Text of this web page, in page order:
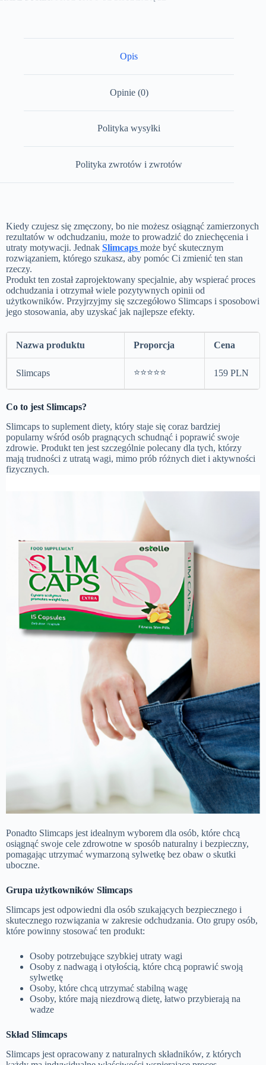
Opis
Opinie (0)
Polityka wysyłki
Polityka zwrotów i zwrotów
Kiedy czujesz się zmęczony, bo nie możesz osiągnąć zamierzonych
rezultatów w odchudzaniu, może to prowadzić do zniechęcenia i
utraty motywacji. Jednak Slimcaps może być skutecznym
rozwiązaniem, którego szukasz, aby pomóc Ci zmienić ten stan
rzeczy.
Produkt ten został zaprojektowany specjalnie, aby wspierać proces
odchudzania i otrzymał wiele pozytywnych opinii od
użytkowników. Przyjrzyjmy się szczegółowo Slimcaps i sposobowi
jego stosowania, aby uzyskać jak najlepsze efekty.
Nazwa produktu Proporcja Cena
Slimcaps ⭐⭐⭐⭐⭐ 159 PLN
Co to jest Slimcaps?
Slimcaps to suplement diety, który staje się coraz bardziej
popularny wśród osób pragnących schudnąć i poprawić swoje
zdrowie. Produkt ten jest szczególnie polecany dla tych, którzy
mają trudności z utratą wagi, mimo prób różnych diet i aktywności
fizycznych.
Ponadto Slimcaps jest idealnym wyborem dla osób, które chcą
osiągnąć swoje cele zdrowotne w sposób naturalny i bezpieczny,
pomagając utrzymać wymarzoną sylwetkę bez obaw o skutki
uboczne.
Grupa użytkowników Slimcaps
Slimcaps jest odpowiedni dla osób szukających bezpiecznego i
skutecznego rozwiązania w zakresie odchudzania. Oto grupy osób,
które powinny stosować ten produkt:
Osoby potrzebujące szybkiej utraty wagi
Osoby z nadwagą i otyłością, które chcą poprawić swoją
sylwetkę
Osoby, które chcą utrzymać stabilną wagę
Osoby, które mają niezdrową dietę, łatwo przybierają na
wadze
Skład Slimcaps
Slimcaps jest opracowany z naturalnych składników, z których